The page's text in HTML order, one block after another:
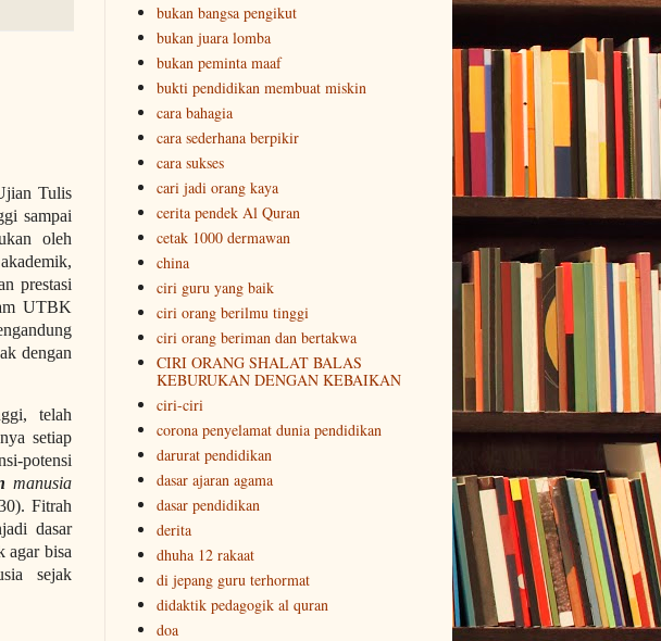
Tulis
sampai
oleh
prestasi
UTBK
dengan
telah
setiap
potensi
manusia
Fitrah
dasar
agar bisa
sejak
bukan bangsa pengikut
bukan juara lomba
bukan peminta maaf
bukti pendidikan membuat miskin
cara bahagia
cara sederhana berpikir
cara sukses
cari jadi orang kaya
cerita pendek Al Quran
cetak 1000 dermawan
china
ciri guru yang baik
ciri orang berilmu tinggi
ciri orang beriman dan bertakwa
CIRI ORANG SHALAT BALAS
KEBURUKAN DENGAN KEBAIKAN
ciri-ciri
corona penyelamat dunia pendidikan
darurat pendidikan
dasar ajaran agama
dasar pendidikan
derita
dhuha 12 rakaat
di jepang guru terhormat
didaktik pedagogik al quran
doa